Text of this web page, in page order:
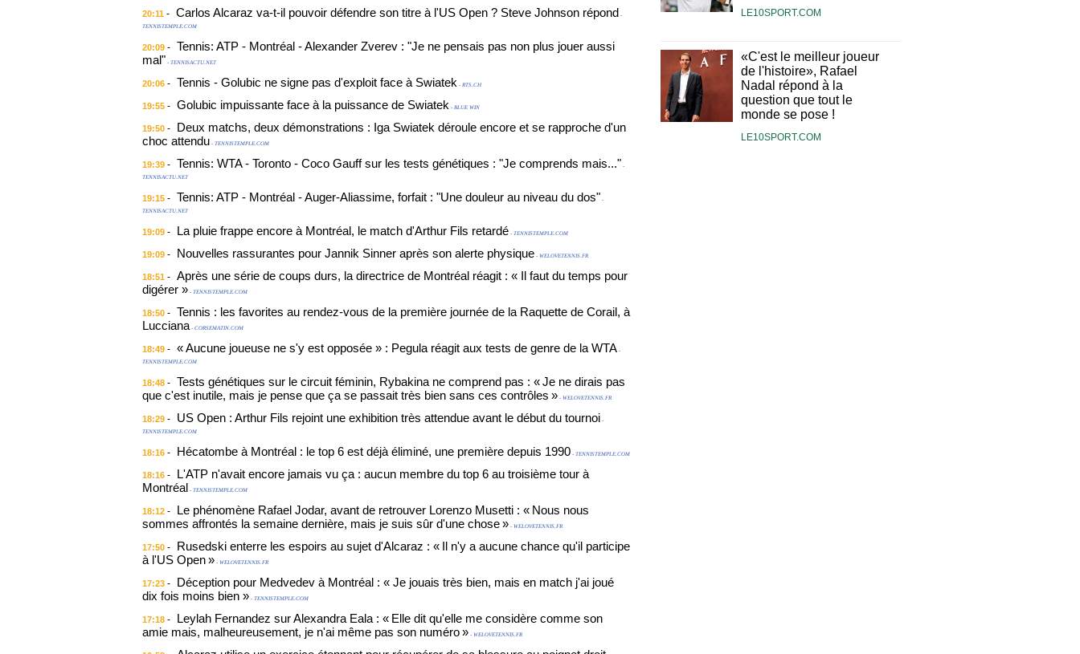
20:11 - Carlos Alcaraz va-t-il pouvoir défendre son titre à l'US Open ? Steve Johnson répond -
TENNISTEMPLE.COM
20:09 - Tennis: ATP - Montréal - Alexander Zverev : "Je ne pensais pas non plus jouer aussi
mal" - TENNISACTU.NET
20:06 - Tennis - Golubic ne signe pas d'exploit face à Swiatek - RTS.CH
19:55 - Golubic impuissante face à la puissance de Swiatek - BLUE WIN
19:50 -
Deux matchs, deux démonstrations : Iga Swiatek déroule encore et se rapproche d'un
choc attendu - TENNISTEMPLE.COM
19:39 - Tennis: WTA - Toronto - Coco Gauff sur les tests génétiques : "Je comprends mais..." -
TENNISACTU.NET
19:15 - Tennis: ATP - Montréal - Auger-Aliassime, forfait : "Une douleur au niveau du dos" -
TENNISACTU.NET
19:09 - La pluie frappe encore à Montréal, le match d'Arthur Fils retardé - TENNISTEMPLE.COM
19:09 - Nouvelles rassurantes pour Jannik Sinner après son alerte physique - WELOVETENNIS.FR
18:51 - Après une série de coups durs, la directrice de Montréal réagit : « Il faut du temps pour
digérer » - TENNISTEMPLE.COM
18:50 - Tennis : les favorites au rendez-vous de la première journée de la Raquette de Corail, à
Lucciana- CORSEMATIN.COM
18:49 - « Aucune joueuse ne s'y est opposée » : Pegula réagit aux tests de genre de la WTA -
TENNISTEMPLE.COM
18:48 - Tests génétiques sur le circuit féminin, Rybakina ne comprend pas : « Je ne dirais pas
que c'est inutile, mais je pense que ça se passait très bien sans ces contrôles » - WELOVETENNIS.FR
18:29 - US Open : Arthur Fils rejoint une exhibition très attendue avant le début du tournoi -
TENNISTEMPLE.COM
18:16 - Hécatombe à Montréal : le top 6 est déjà éliminé, une première depuis 1990 - TENNISTEMPLE.COM
18:16 -
L'ATP n'avait encore jamais vu ça : aucun membre du top 6 au troisième tour à
Montréal - TENNISTEMPLE.COM
18:12 -
Le phénomène Rafael Jodar, avant de retrouver Lorenzo Musetti : « Nous nous
sommes affrontés la semaine dernière, mais je suis sûr d'une chose » - WELOVETENNIS.FR
17:50 -
Rusedski enterre les espoirs au sujet d'Alcaraz : « Il n'y a aucune chance qu'il participe
à l'US Open » - WELOVETENNIS.FR
17:23 -
Déception pour Medvedev à Montréal : « Je jouais très bien, mais en match j'ai joué
dix fois moins bien » - TENNISTEMPLE.COM
17:18 -
Leylah Fernandez sur Alexandra Eala : « Elle dit qu'elle me considère comme son
amie mais, malheureusement, je n'ai même pas son numéro » - WELOVETENNIS.FR
LE10SPORT.COM
«C'est le meilleur joueur
de l'histoire», Rafael
Nadal répond à la
question que tout le
monde se pose !
LE10SPORT.COM